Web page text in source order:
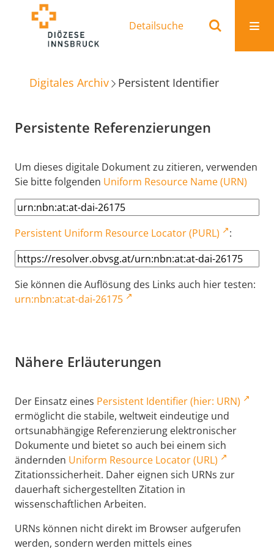
Detailsuche
Digitales Archiv Persistent Identifier
Persistente Referenzierungen
Um dieses digitale Dokument zu zitieren, verwenden
Sie bitte folgenden Uniform Resource Name (URN)
Persistent Uniform Resource Locator (PURL) :
Sie können die Auflösung des Links auch hier testen:
urn:nbn:at:at-dai-26175
Nähere Erläuterungen
Der Einsatz eines Persistent Identifier (hier: URN)
ermöglicht die stabile, weltweit eindeutige und
ortsunabhängige Referenzierung elektronischer
Dokumente und bietet so auch bei einem sich
ändernden Uniform Resource Locator (URL)
Zitationssicherheit. Daher eignen sich URNs zur
dauerhaft sichergestellten Zitation in
wissenschaftlichen Arbeiten.
URNs können nicht direkt im Browser aufgerufen
werden, sondern werden mittels eines